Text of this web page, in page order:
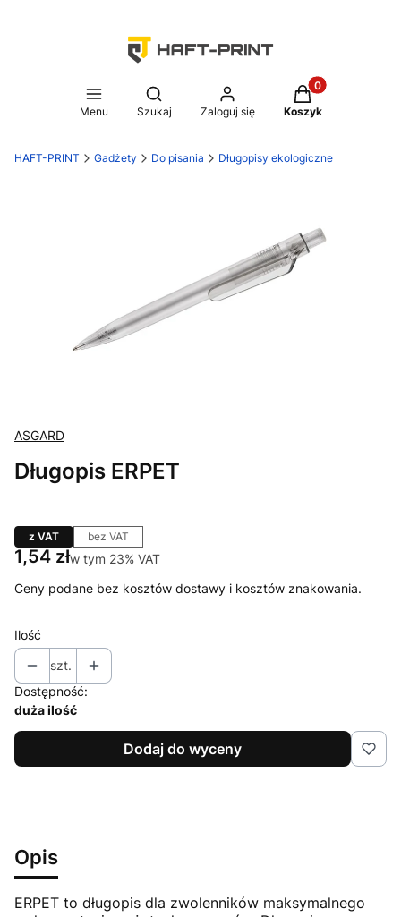
Menu
Otwórz wyszukiwarkę
Szukaj Zaloguj się
Produkty w
Koszyk
HAFT-PRINT Gadżety Do pisania Długopisy ekologiczne
ASGARD
Długopis ERPET
z VAT bez VAT
Cena
1,54 złw tym 23% VAT
w tym 23% VAT
Ceny podane bez kosztów dostawy i kosztów znakowania.
Ilość
szt.
Dostępność:
duża ilość
Dodaj do wyceny
Opis
ERPET to długopis dla zwolenników maksymalnego